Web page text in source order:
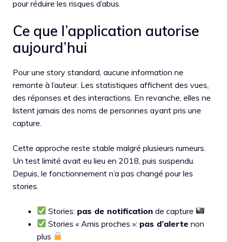
pour réduire les risques d’abus.
Ce que l’application autorise
aujourd’hui
Pour une story standard, aucune information ne
remonte à l’auteur. Les statistiques affichent des vues,
des réponses et des interactions. En revanche, elles ne
listent jamais des noms de personnes ayant pris une
capture.
Cette approche reste stable malgré plusieurs rumeurs.
Un test limité avait eu lieu en 2018, puis suspendu.
Depuis, le fonctionnement n’a pas changé pour les
stories.
Stories: pas de notification de capture
Stories « Amis proches »: pas d’alerte non
plus